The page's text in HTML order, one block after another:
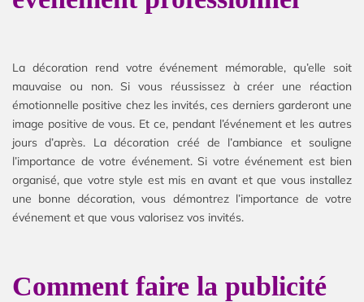
La décoration rend votre événement mémorable, qu’elle soit
mauvaise ou non. Si vous réussissez à créer une réaction
émotionnelle positive chez les invités, ces derniers garderont une
image positive de vous. Et ce, pendant l’événement et les autres
jours d’après. La décoration créé de l’ambiance et souligne
l’importance de votre événement. Si votre événement est bien
organisé, que votre style est mis en avant et que vous installez
une bonne décoration, vous démontrez l’importance de votre
événement et que vous valorisez vos invités.
Comment faire la publicité